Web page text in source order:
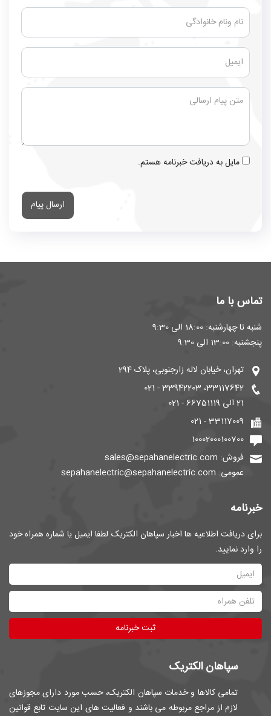
مایل به دریافت خبرنامه هستم.
ارسال پیام
تماس با ما
شنبه تا چهارشنبه: 18:00 الی 9:30
پنجشنبه: 13:00 الی 9:30
تهران، خیابان لاله زارجنوبی، پلاک 294
33117642، 33942203 - 021
21 الی 66751119 - 021
33117009 - 021
10002000100700
فروش: sales@sepahanelectric.com
عمومی: sepahanelectric@sepahanelectric.com
خبرنامه
برای دریافت اطلاعیه ها اخبار سپاهان الکتریک لطفا ایمیل یا شماره همراه خود
را وارد نمایید.
ثبت خبرنامه
سپاهان الکتریک
تمامی کالاها و خدمات سپاهان الکتریک، حسب مورد دارای مجوزهای
لازم از مراجع مربوطه می باشند و فعالیت های این سایت تابع قوانین